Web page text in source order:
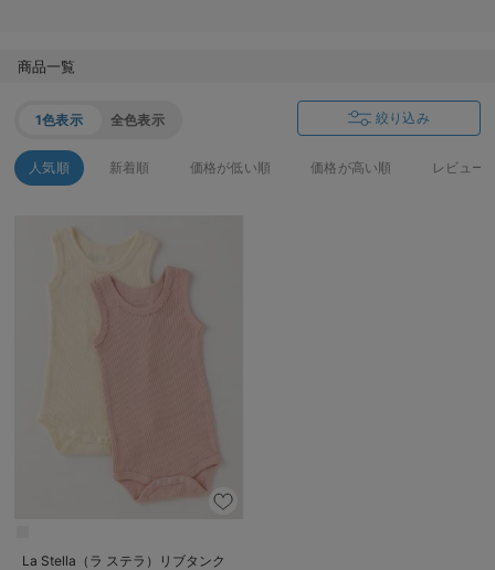
商品一覧
1色表示 全色表示 絞り込み
人気順 新着順 価格が低い順 価格が高い順 レビュー
La Stella（ラ ステラ）リブタンク